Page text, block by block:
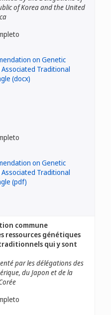
of Korea and the United
commune
ressources génétiques
qui y sont
par les délégations des
du Japon et de la